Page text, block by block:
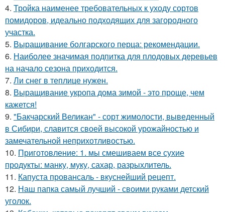
4. Тройка наименее требовательных к уходу сортов
помидоров, идеально подходящих для загородного
участка.
5. Выращивание болгарского перца: рекомендации.
6. Наиболее значимая подпитка для плодовых деревьев
на начало сезона приходится.
7. Ли снег в теплице нужен.
8. Выращивание укропа дома зимой - это проще, чем
кажется!
9. "Бакчарский Великан" - сорт жимолости, выведенный
в Сибири, славится своей высокой урожайностью и
замечательной неприхотливостью.
10. Приготовление: 1. мы смешиваем все сухие
продукты: манку, муку, сахар, разрыхлитель.
11. Капуста провансаль - вкуснейший рецепт.
12. Наш папка самый лучший - своими руками детский
уголок.